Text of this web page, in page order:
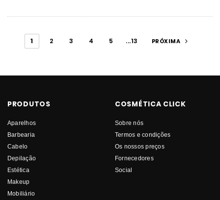
1 2 3 4 5 ...13 PRÓXIMA
PRODUTOS
Aparelhos
Barbearia
Cabelo
Depilação
Estética
Makeup
Mobiliário
COSMÉTICA CLICK
Sobre nós
Termos e condições
Os nossos preços
Fornecedores
Social